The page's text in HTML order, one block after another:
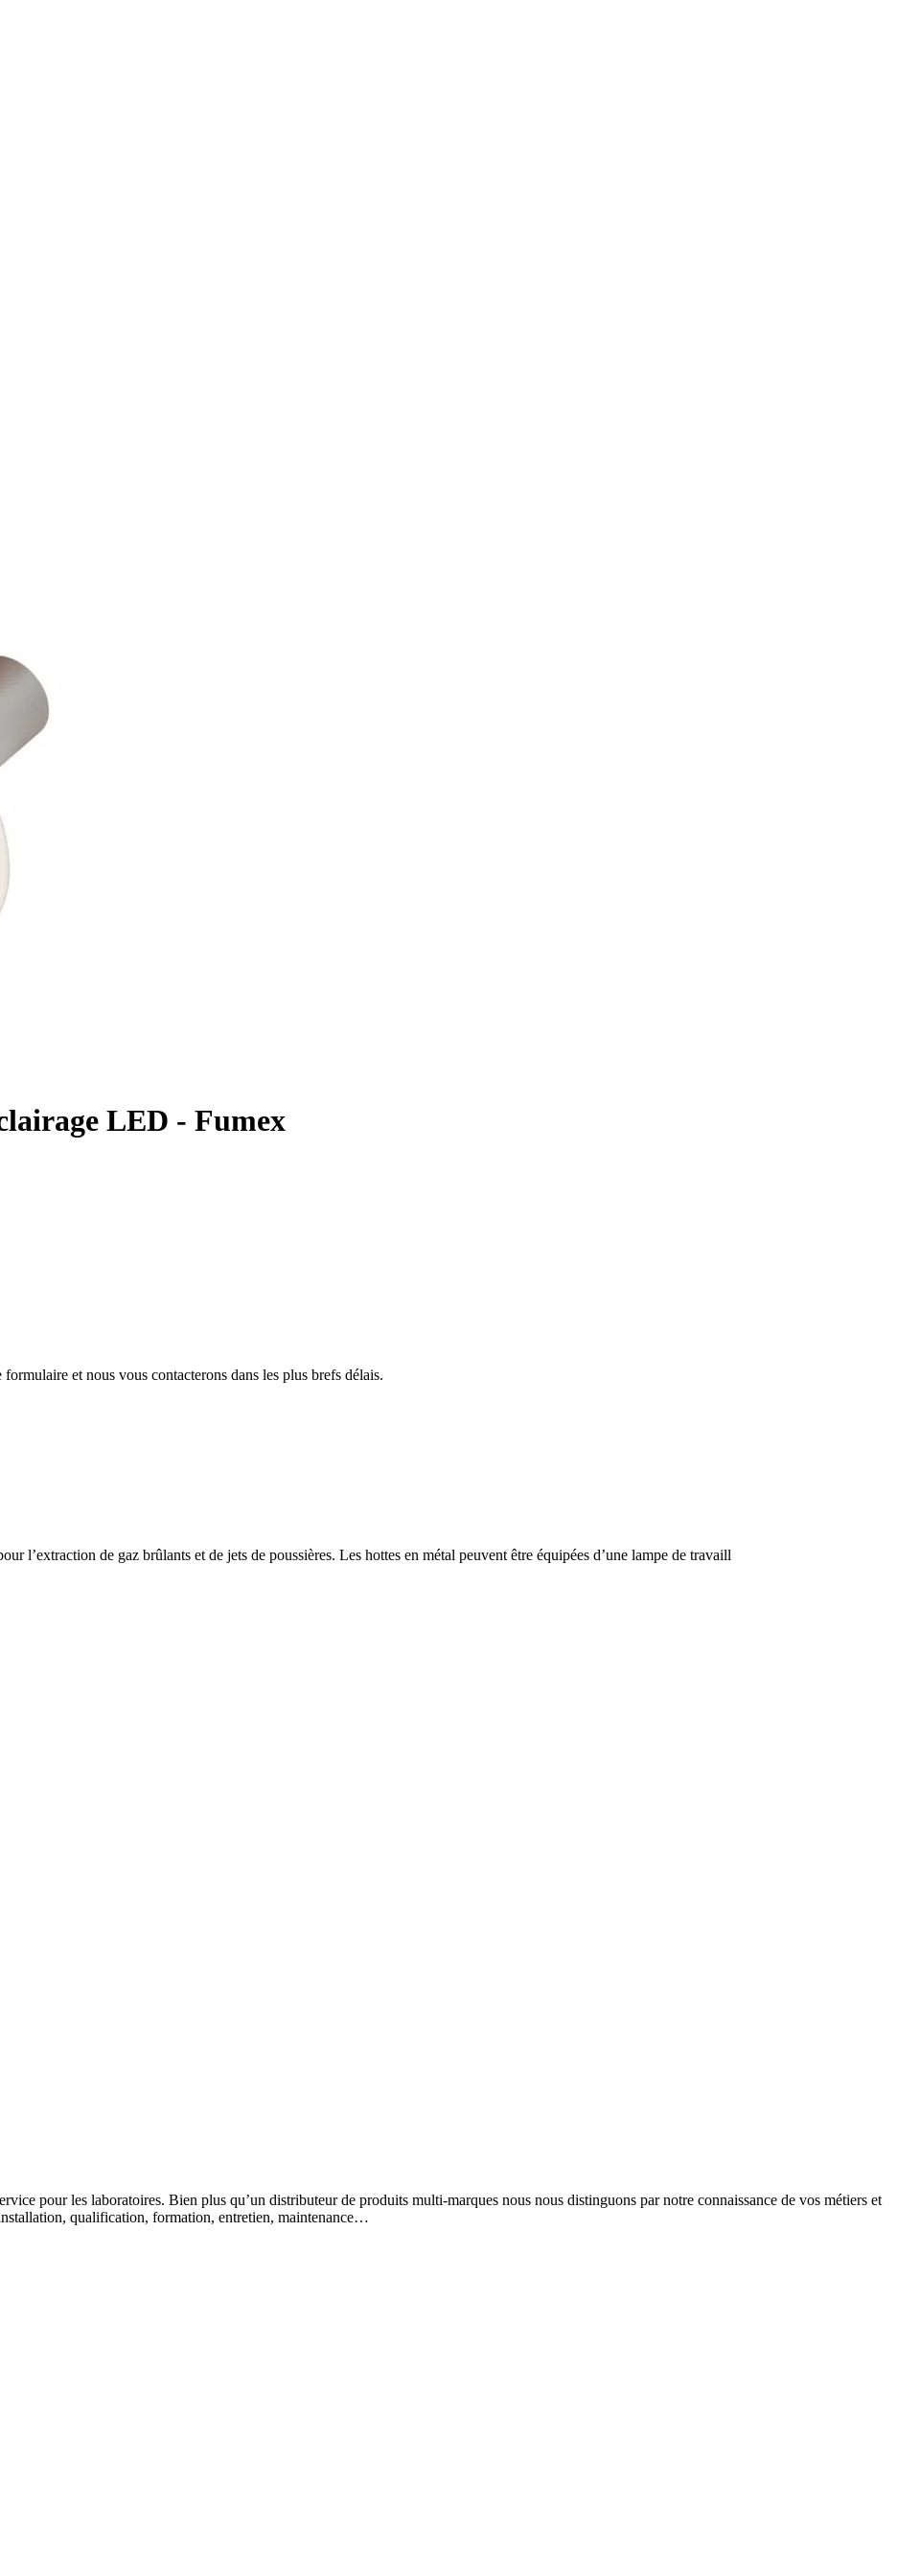
LED - Fumex
et nous vous contacterons dans les plus brefs délais.
l’extraction de gaz brûlants et de jets de poussières. Les hottes en métal peuvent être équipées d’une lampe de travaill
pour les laboratoires. Bien plus qu’un distributeur de produits multi-marques nous nous distinguons par notre connaissance de vos métiers et
qualification, formation, entretien, maintenance…